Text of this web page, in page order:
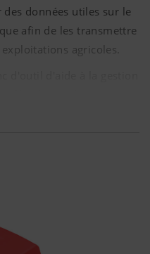
des données utiles sur le
afin de les transmettre
agricoles.
et peu coûteuses.
et facile à utiliser
une connexion avec